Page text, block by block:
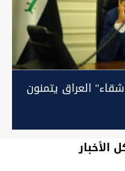
العراق يتمنون